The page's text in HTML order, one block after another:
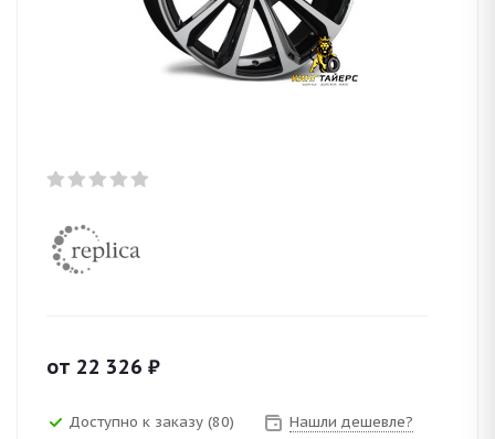
от 22 326 ₽
Доступно к заказу (80)
Нашли дешевле?